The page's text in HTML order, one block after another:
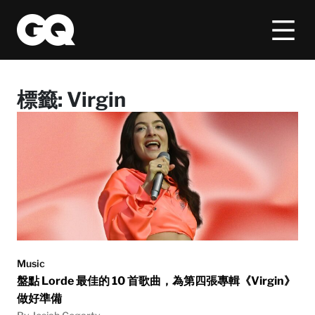
標籤: Virgin
Music
盤點 Lorde 最佳的 10 首歌曲，為第四張專輯《Virgin》
做好準備